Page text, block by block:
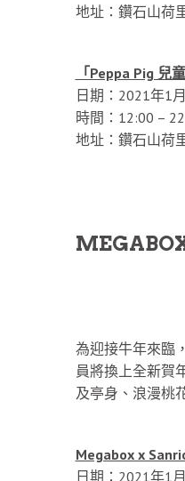
地址：鑽石山荷
「Peppa Pig 兒
日期：2021年1
時間：12:00 –
地址：鑽石山荷
為迎接牛年來臨
員將換上全新賀
及亭身、浪漫桃
Megabox x
日期：2021年1